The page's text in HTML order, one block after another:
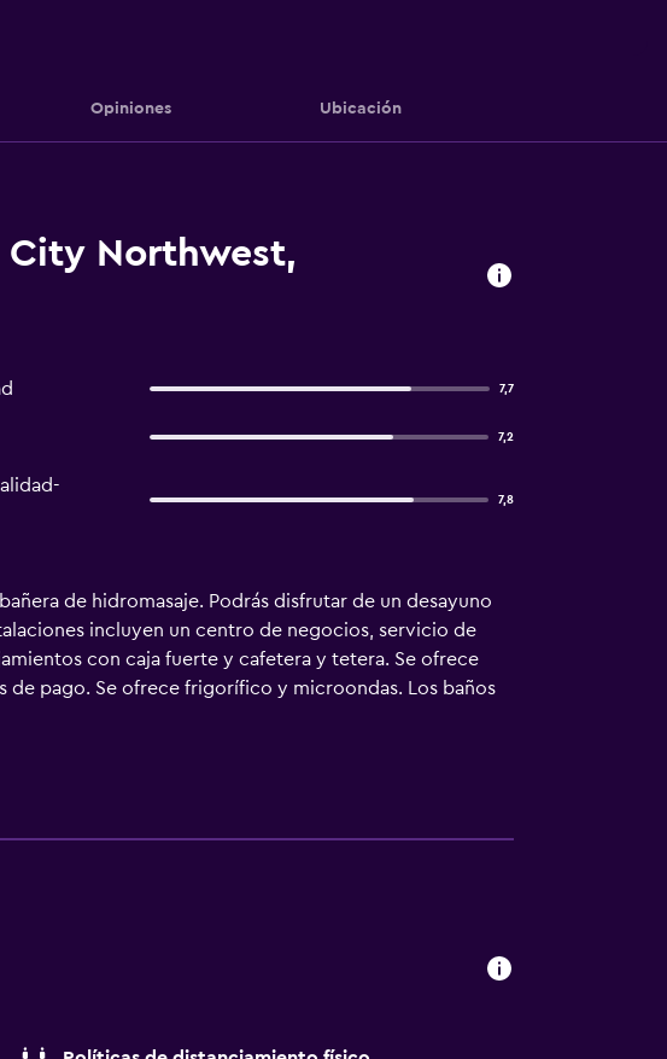
Opiniones Ubicación
City Northwest,
7,7
7,2
7,8
de hidromasaje. Podrás disfrutar de un desayuno
incluyen un centro de negocios, servicio de
con caja fuerte y cafetera y tetera. Se ofrece
de pago. Se ofrece frigorífico y microondas. Los baños
ofrece acceso a Internet por cable y wifi gratis. Los
locales gratuitas (pueden existir restricciones).